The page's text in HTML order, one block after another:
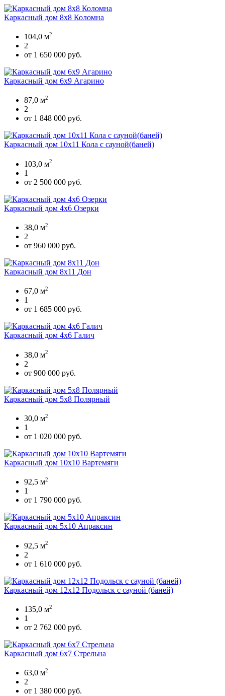
Каркасный дом 8х8 Коломна
104,0 м2
2
от 1 650 000 руб.
Каркасный дом 6х9 Агарино
87,0 м2
2
от 1 848 000 руб.
Каркасный дом 10х11 Кола с сауной(баней)
103,0 м2
1
от 2 500 000 руб.
Каркасный дом 4х6 Озерки
38,0 м2
2
от 960 000 руб.
Каркасный дом 8х11 Дон
67,0 м2
1
от 1 685 000 руб.
Каркасный дом 4х6 Галич
38,0 м2
2
от 900 000 руб.
Каркасный дом 5х8 Полярный
30,0 м2
1
от 1 020 000 руб.
Каркасный дом 10х10 Вартемяги
92,5 м2
1
от 1 790 000 руб.
Каркасный дом 5х10 Апраксин
92,5 м2
2
от 1 610 000 руб.
Каркасный дом 12х12 Подольск с сауной (баней)
135,0 м2
1
от 2 762 000 руб.
Каркасный дом 6х7 Стрельна
63,0 м2
2
от 1 380 000 руб.